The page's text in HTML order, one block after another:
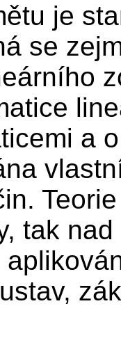
je
se
a
tak